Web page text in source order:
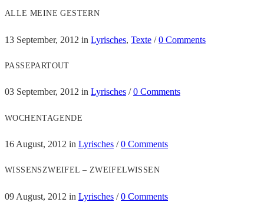
ALLE MEINE GESTERN
13 September, 2012 in Lyrisches, Texte /0 Comments
PASSEPARTOUT
03 September, 2012 in Lyrisches /0 Comments
WOCHENTAGENDE
16 August, 2012 in Lyrisches /0 Comments
WISSENSZWEIFEL – ZWEIFELWISSEN
09 August, 2012 in Lyrisches /0 Comments